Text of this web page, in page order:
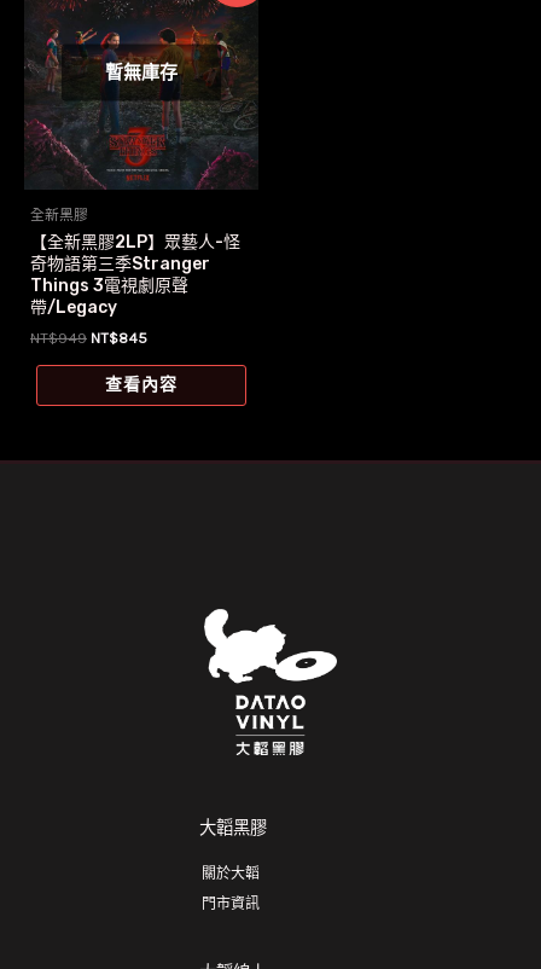
暫無庫存
全新黑膠
【全新黑膠2LP】眾藝人-怪
奇物語第三季Stranger
Things 3電視劇原聲
帶/Legacy
NT$949 原
格：
NT$845目
價
格：
查看內容
大韜黑膠
關於大韜
門市資訊